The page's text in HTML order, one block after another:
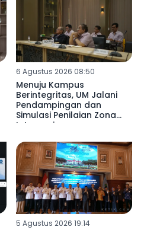
6 Agustus 2026 08:50
Menuju Kampus
Berintegritas, UM Jalani
Pendampingan dan
Simulasi Penilaian Zona
Integrasi
5 Agustus 2026 19:14